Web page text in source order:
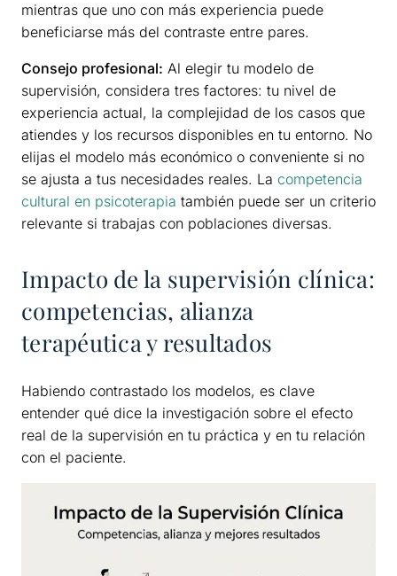
mientras que uno con más experiencia puede
beneficiarse más del contraste entre pares.
Consejo profesional: Al elegir tu modelo de
supervisión, considera tres factores: tu nivel de
experiencia actual, la complejidad de los casos que
atiendes y los recursos disponibles en tu entorno. No
elijas el modelo más económico o conveniente si no
se ajusta a tus necesidades reales. La competencia
cultural en psicoterapia también puede ser un criterio
relevante si trabajas con poblaciones diversas.
Impacto de la supervisión clínica:
competencias, alianza
terapéutica y resultados
Habiendo contrastado los modelos, es clave
entender qué dice la investigación sobre el efecto
real de la supervisión en tu práctica y en tu relación
con el paciente.